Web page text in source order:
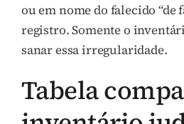
ou em nome do falecido “de
registro. Somente o
sanar essa irregularidade.
Tabela